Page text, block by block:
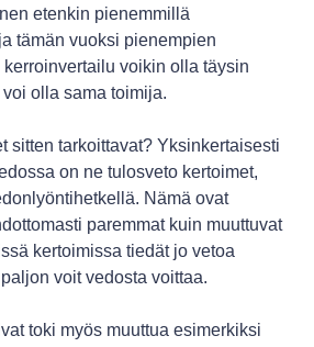
etenkin pienemmillä
tämän vuoksi pienempien
voikin olla täysin
olla sama toimija.
sitten tarkoittavat? Yksinkertaisesti
on ne tulosveto kertoimet,
Nämä ovat
paremmat kuin muuttuvat
kertoimissa tiedät jo vetoa
voit vedosta voittaa.
toki myös muuttua esimerkiksi